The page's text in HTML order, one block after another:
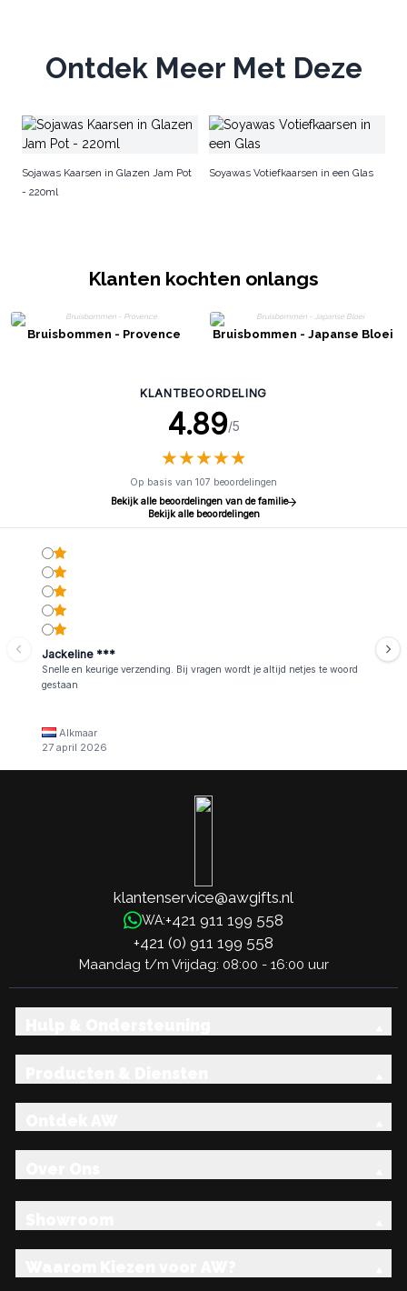
Ontdek Meer Met Deze
Sojawas Kaarsen in Glazen Jam Pot
- 220ml
Soyawas Votiefkaarsen in een Glas
Klanten kochten onlangs
Bruisbommen - Provence Bruisbommen - Japanse Bloei
KLANTBEOORDELING
4.89/5
★★★★★
★★★★★
Op basis van 107 beoordelingen
Bekijk alle beoordelingen van de familie
Bekijk alle beoordelingen
Jackeline ***
Snelle en keurige verzending. Bij vragen wordt je altijd netjes te woord
gestaan
Alkmaar
27 april 2026
klantenservice@awgifts.nl
WA:+421 911 199 558
+421 (0) 911 199 558
Maandag t/m Vrijdag: 08:00 - 16:00 uur